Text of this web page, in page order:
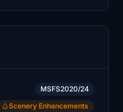
MSFS2020/24
Scenery Enhancements